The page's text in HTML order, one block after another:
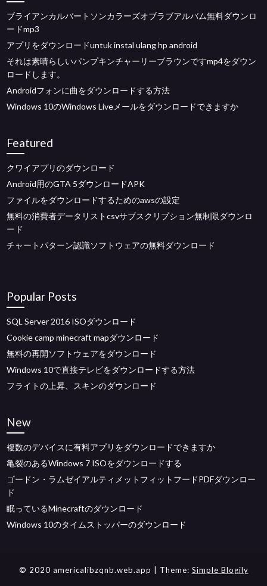
ブライアンカルバートソンカラーズオブラブアルバム無料ダウンロ
ードmp3
アプリをダウンロードuntuk instal ulang hp android
それは素晴らしいパンプキンチャーリーブラウンですmp4をダウン
ロードします。
Androidフォンに曲をダウンロードする方法
Windows 10のWindows Liveメールをダウンロードできますか
Featured
クワイアプリのダウンロード
Android用のGTA 5ダウンロードAPK
ファイルをダウンロードするためのawsの設定
無料の消費者データリストcsvサブスクリプション無制限ダウンロ
ード
チャートパターン認識ソフトウェアの無料ダウンロード
Popular Posts
SQL Server 2016 ISOダウンロード
Cookie camp minecraft mapダウンロード
無料の再開ソフトウェアをダウンロード
Windows 10で直接テレビをダウンロードする方法
フライトの上昇、スキンのダウンロード
New
複数のデバイスに有料アプリをダウンロードできますか
亀裂のあるWindows 7 ISOをダウンロードする
ゴードン・ラムゼイアルティメットフィットフードPDFダウンロー
ド
眠っているMinecraftのダウンロード
Windows 10のタイムストッパーのダウンロード
© 2020 americalibzqnb.web.app | Theme: Simple Blogily